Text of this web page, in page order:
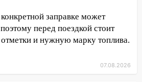
областной суд
руководству
за махинации на
заправке может
перед поездкой стоит
отметки и нужную марку топлива.
07.08.2026